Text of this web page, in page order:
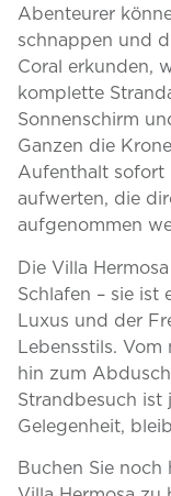
Abenteurer
schnappen und
Coral erkunden,
komplette
Sonnenschirm
Ganzen die
Aufenthalt sofort
aufwerten, die
aufgenommen
Die Villa
Schlafen – sie
Luxus und der
Lebensstils.
hin zum
Strandbesuch ist
Gelegenheit,
Buchen Sie noch